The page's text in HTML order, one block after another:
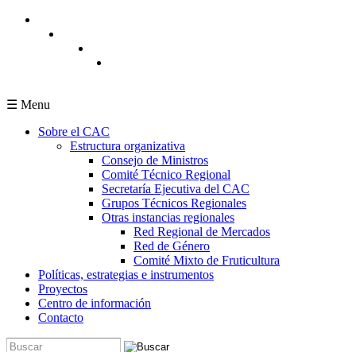
Pasar al contenido principal
☰ Menu
Sobre el CAC
Estructura organizativa
Consejo de Ministros
Comité Técnico Regional
Secretaría Ejecutiva del CAC
Grupos Técnicos Regionales
Otras instancias regionales
Red Regional de Mercados
Red de Género
Comité Mixto de Fruticultura
Políticas, estrategias e instrumentos
Proyectos
Centro de información
Contacto
Buscar